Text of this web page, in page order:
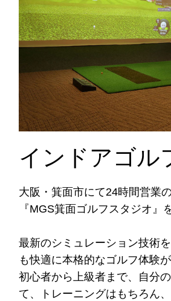
インドアゴル
大阪・箕面市にて24時間営業
『MGS箕面ゴルフスタジオ』
最新のシミュレーション技術
も快適に本格的なゴルフ体験
初心者から上級者まで、自分
て、トレーニングはもちろん